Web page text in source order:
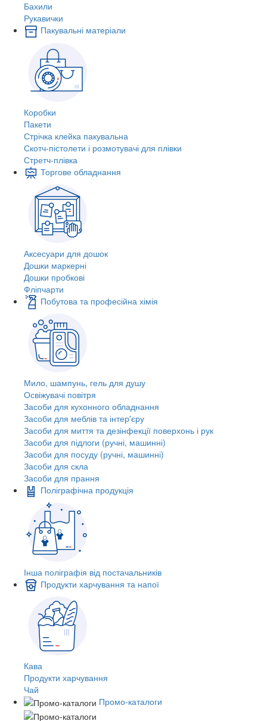
Бахили
Рукавички
Пакувальні матеріали
Коробки
Пакети
Стрічка клейка пакувальна
Скотч-пістолети і розмотувачі для плівки
Стретч-плівка
Торгове обладнання
Аксесуари для дошок
Дошки маркерні
Дошки пробкові
Фліпчарти
Побутова та професійна хімія
Мило, шампунь, гель для душу
Освіжувачі повітря
Засоби для кухонного обладнання
Засоби для меблів та інтер'єру
Засоби для миття та дезінфекції поверхонь і рук
Засоби для підлоги (ручні, машинні)
Засоби для посуду (ручні, машинні)
Засоби для скла
Засоби для прання
Поліграфічна продукція
Інша поліграфія від постачальників
Продукти харчування та напої
Кава
Продукти харчування
Чай
Промо-каталоги